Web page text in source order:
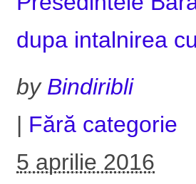
dupa intalnirea
by Bindiribli
| Fără categorie
5 aprilie 2016